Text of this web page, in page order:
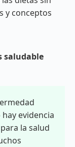
y conceptos
saludable
evidencia
la salud